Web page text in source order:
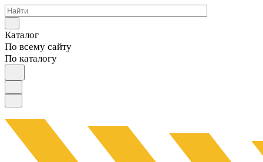
Каталог
По всему сайту
По каталогу